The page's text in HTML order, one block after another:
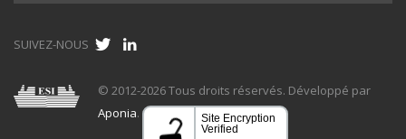
SUIVEZ-NOUS
© 2012-2026 Tous droits réservés. Développé par
Aponia.